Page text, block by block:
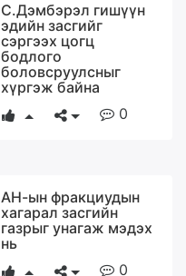
С.Дэмбэрэл гишүүн
эдийн засгийг
сэргээх цогц
бодлого
боловсруулсныг
хүргэж байна
0
АН-ын фракциудын
хагарал засгийн
газрыг унагаж мэдэх
нь
0